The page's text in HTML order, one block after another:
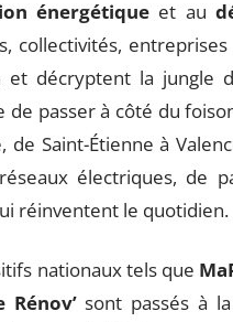
énergétiqueet au
collectivités,
et décryptent la jungle
de passer à côté du
de Saint-Étienne à
électriques, de
réinventent le quotidien.
nationaux tels que
Rénov’sont passés à